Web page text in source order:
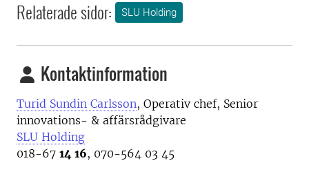
Relaterade sidor: SLU Holding
Kontaktinformation
Turid Sundin Carlsson, Operativ chef, Senior
innovations- & affärsrådgivare
SLU Holding
018-67 14 16, 070-564 03 45